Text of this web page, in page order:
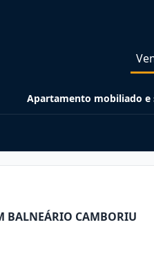
Apartamento mobiliado e
BALNEÁRIO CAMBORIU